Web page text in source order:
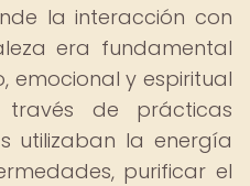
la interacción con
era fundamental
emocional y espiritual
de prácticas
utilizaban la energía
purificar el